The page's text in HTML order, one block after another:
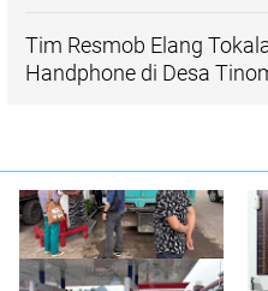
Tim Resmob Elang
Handphone di Desa